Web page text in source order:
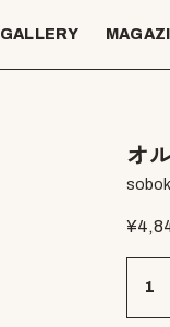
GALLERY
オ
¥